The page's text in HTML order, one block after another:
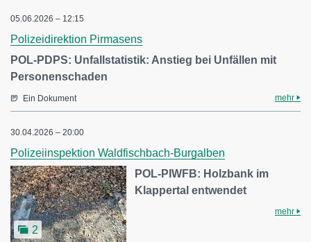
05.06.2026 – 12:15
Polizeidirektion Pirmasens
POL-PDPS: Unfallstatistik: Anstieg bei Unfällen mit
Personenschaden
Ein Dokument mehr
30.04.2026 – 20:00
Polizeiinspektion Waldfischbach-Burgalben
2
POL-PIWFB: Holzbank im
Klappertal entwendet
mehr